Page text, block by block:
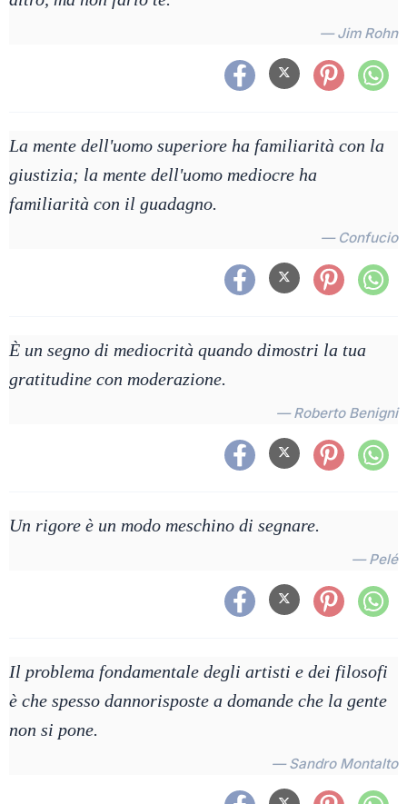
— Jim Rohn
La mente dell'uomo superiore ha familiarità con la
giustizia; la mente dell'uomo mediocre ha
familiarità con il guadagno.
— Confucio
È un segno di mediocrità quando dimostri la tua
gratitudine con moderazione.
— Roberto Benigni
Un rigore è un modo meschino di segnare.
— Pelé
Il problema fondamentale degli artisti e dei filosofi
è che spesso dannorisposte a domande che la gente
non si pone.
— Sandro Montalto